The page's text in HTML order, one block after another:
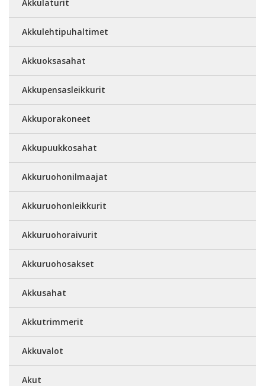
Akkulaturit
Akkulehtipuhaltimet
Akkuoksasahat
Akkupensasleikkurit
Akkuporakoneet
Akkupuukkosahat
Akkuruohonilmaajat
Akkuruohonleikkurit
Akkuruohoraivurit
Akkuruohosakset
Akkusahat
Akkutrimmerit
Akkuvalot
Akut